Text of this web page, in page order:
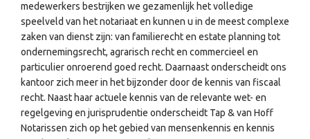
medewerkers bestrijken we gezamenlijk het volledige
speelveld van het notariaat en kunnen u in de meest complexe
zaken van dienst zijn: van familierecht en estate planning tot
ondernemingsrecht, agrarisch recht en commercieel en
particulier onroerend goed recht. Daarnaast onderscheidt ons
kantoor zich meer in het bijzonder door de kennis van fiscaal
recht. Naast haar actuele kennis van de relevante wet- en
regelgeving en jurisprudentie onderscheidt Tap & van Hoff
Notarissen zich op het gebied van mensenkennis en kennis